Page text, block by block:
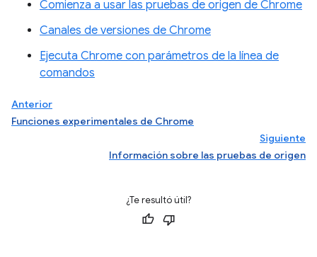
Comienza a usar las pruebas de origen de Chrome
Canales de versiones de Chrome
Ejecuta Chrome con parámetros de la línea de
comandos
Anterior
Funciones experimentales de Chrome
Siguiente
Información sobre las pruebas de origen
¿Te resultó útil?